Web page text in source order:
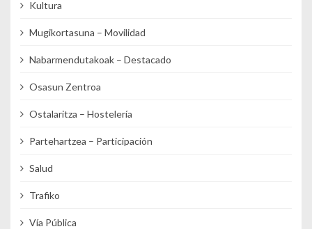
Kultura
Mugikortasuna – Movilidad
Nabarmendutakoak – Destacado
Osasun Zentroa
Ostalaritza – Hostelería
Partehartzea – Participación
Salud
Trafiko
Vía Pública